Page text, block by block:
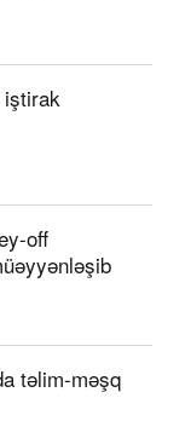
iştirak
off
təlim-məşq